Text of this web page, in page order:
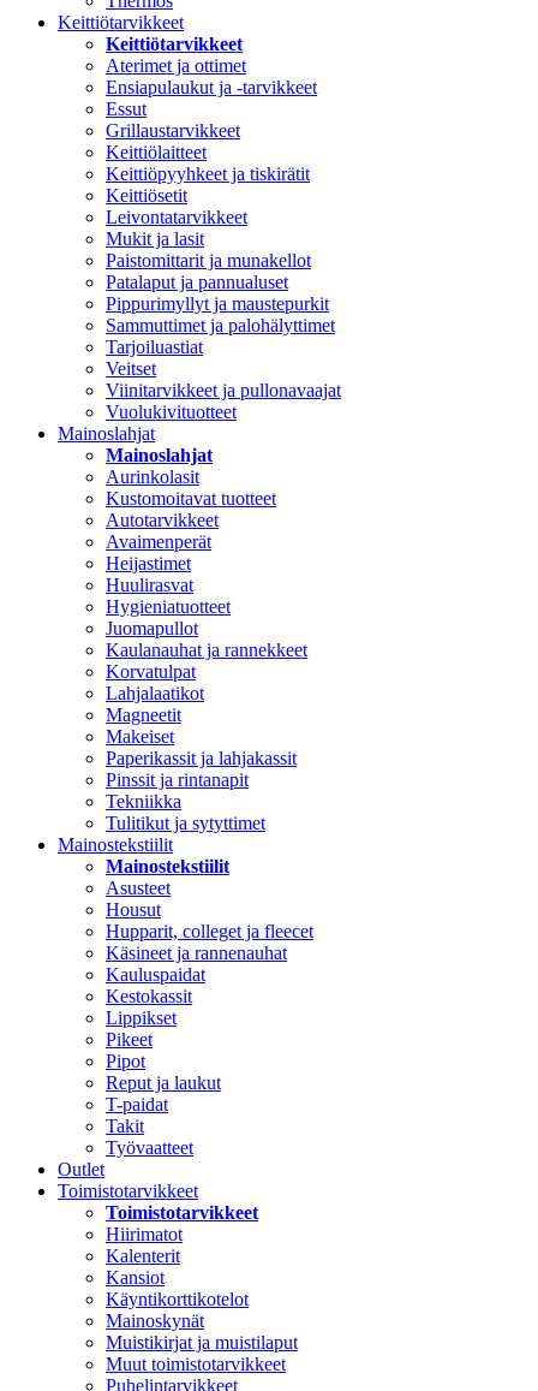
Keittiötarvikkeet
Keittiötarvikkeet
Aterimet ja ottimet
Ensiapulaukut ja -tarvikkeet
Essut
Grillaustarvikkeet
Keittiölaitteet
Keittiöpyyhkeet ja tiskirätit
Keittiösetit
Leivontatarvikkeet
Mukit ja lasit
Paistomittarit ja munakellot
Patalaput ja pannualuset
Pippurimyllyt ja maustepurkit
Sammuttimet ja palohälyttimet
Tarjoiluastiat
Veitset
Viinitarvikkeet ja pullonavaajat
Vuolukivituotteet
Mainoslahjat
Mainoslahjat
Aurinkolasit
Kustomoitavat tuotteet
Autotarvikkeet
Avaimenperät
Heijastimet
Huulirasvat
Hygieniatuotteet
Juomapullot
Kaulanauhat ja rannekkeet
Korvatulpat
Lahjalaatikot
Magneetit
Makeiset
Paperikassit ja lahjakassit
Pinssit ja rintanapit
Tekniikka
Tulitikut ja sytyttimet
Mainostekstiilit
Mainostekstiilit
Asusteet
Housut
Hupparit, colleget ja fleecet
Käsineet ja rannenauhat
Kauluspaidat
Kestokassit
Lippikset
Pikeet
Pipot
Reput ja laukut
T-paidat
Takit
Työvaatteet
Outlet
Toimistotarvikkeet
Toimistotarvikkeet
Hiirimatot
Kalenterit
Kansiot
Käyntikorttikotelot
Mainoskynät
Muistikirjat ja muistilaput
Muut toimistotarvikkeet
Puhelintarvikkeet